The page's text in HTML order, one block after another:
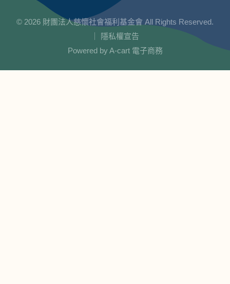
© 2026 財團法人慈懷社會福利基金會 All Rights Reserved.
隱私權宣告
Powered byA-cart 電子商務